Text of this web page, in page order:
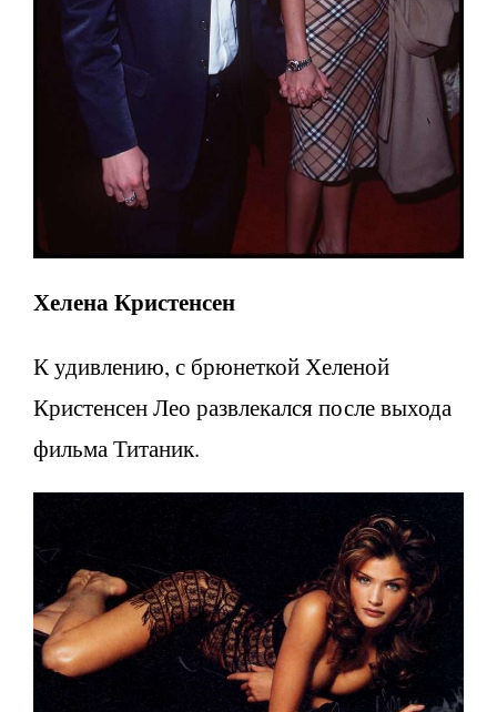
Хелена Кристенсен
К удивлению, с брюнеткой Хеленой
Кристенсен Лео развлекался после выхода
фильма Титаник.